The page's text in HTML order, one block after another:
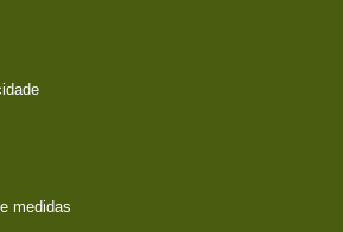
medidas